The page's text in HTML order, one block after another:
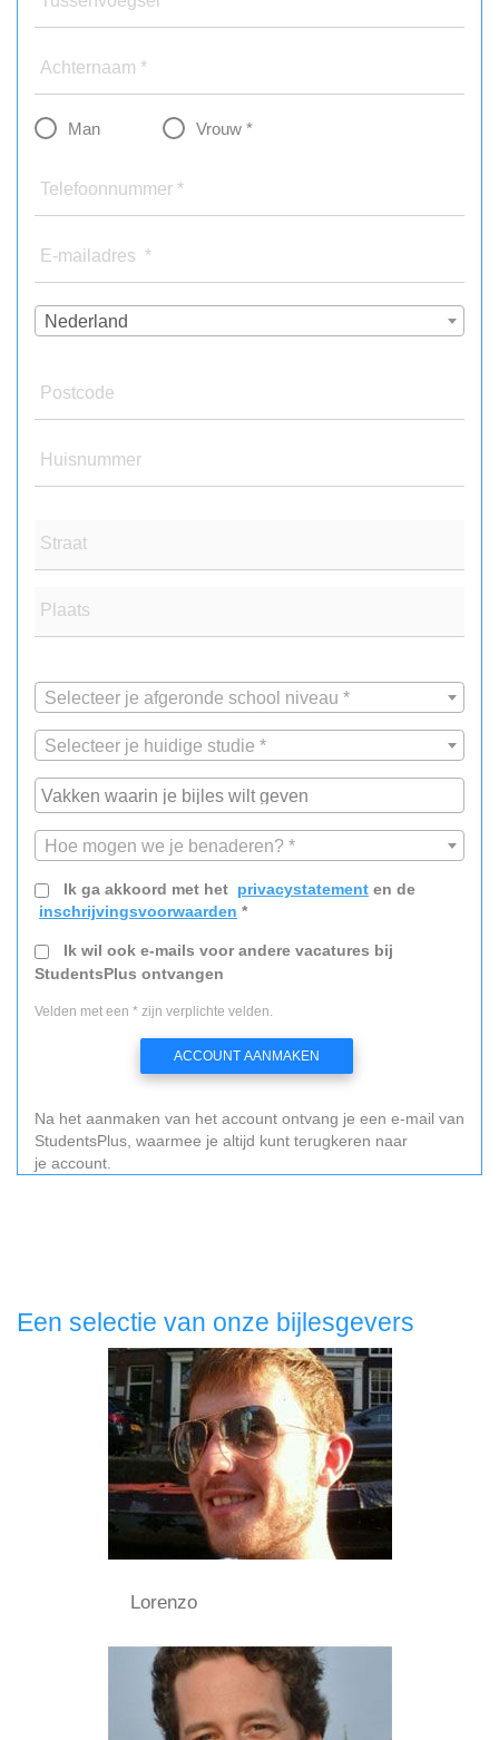
Achternaam *
Man Vrouw *
Telefoonnummer *
E-mailadres *
Nederland
Postcode
Huisnummer
Straat
Plaats
Selecteer je afgeronde school niveau *
Selecteer je huidige studie *
Hoe mogen we je benaderen? *
Ik ga akkoord met het privacystatement en de
inschrijvingsvoorwaarden *
Ik wil ook e-mails voor andere vacatures bij
StudentsPlus ontvangen
Velden met een * zijn verplichte velden.
ACCOUNT AANMAKEN
Na het aanmaken van het account ontvang je een e-mail van
StudentsPlus, waarmee je altijd kunt terugkeren naar
je account.
Een selectie van onze bijlesgevers
Lorenzo